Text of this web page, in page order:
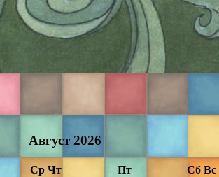
Август 2026
Ср Чт Пт Сб Вс